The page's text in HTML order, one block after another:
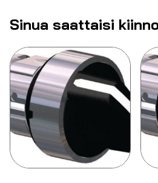
Sinua saattaisi